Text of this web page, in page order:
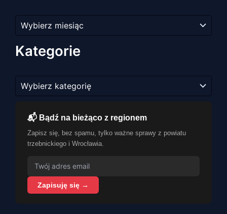
artykułów
Kategorie
📬 Bądź na bieżąco z regionem
Zapisz się, bez spamu, tylko ważne sprawy z powiatu
trzebnickiego i Wrocławia.
Zapisuję się →